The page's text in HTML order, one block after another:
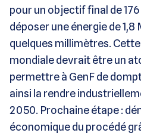
pour un objectif final de
déposer une énergie de 1,8
quelques millimètres.
mondiale devrait être un
permettre à GenF de
ainsi la rendre
2050. Prochaine étape :
économique du procédé